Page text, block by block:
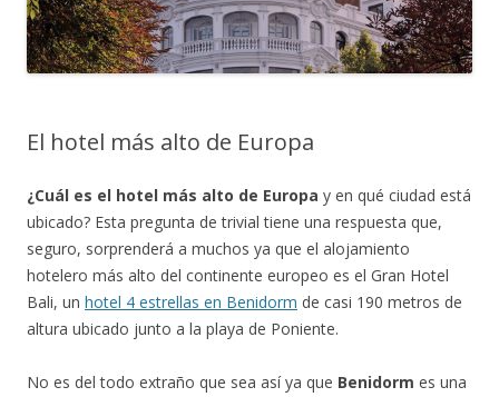
El hotel más alto de Europa
¿Cuál es el hotel más alto de Europa y en qué ciudad está
ubicado? Esta pregunta de trivial tiene una respuesta que,
seguro, sorprenderá a muchos ya que el alojamiento
hotelero más alto del continente europeo es el Gran Hotel
Bali, un hotel 4 estrellas en Benidorm de casi 190 metros de
altura ubicado junto a la playa de Poniente.
No es del todo extraño que sea así ya que Benidorm es una